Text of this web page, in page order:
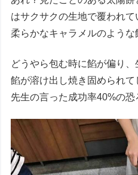
はサクサクの生地で覆われ
柔らかなキャラメルのような
どうやら包む時に餡が偏り
餡が溶け出し焼き固められ
先生の言った成功率40%の恐